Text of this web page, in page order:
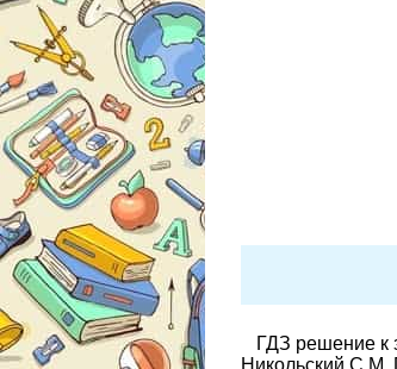
ГДЗ решение к
Никольский С.М.